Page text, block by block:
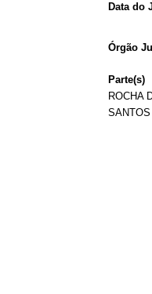
Data do
Órgão
Parte(s)
ROCHA